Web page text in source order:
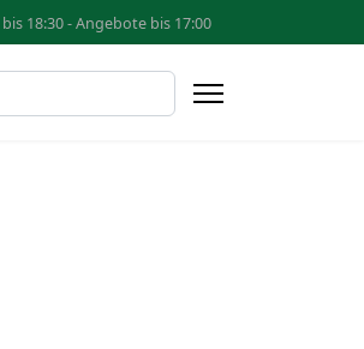
bis 18:30 - Angebote bis 17:00